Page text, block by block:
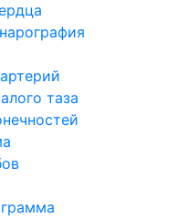
таза